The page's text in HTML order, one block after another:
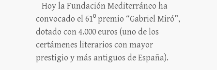
Hoy la Fundación Mediterráneo ha
convocado el 61⁰ premio “Gabriel Miró”,
dotado con 4.000 euros (uno de los
certámenes literarios con mayor
prestigio y más antiguos de España).